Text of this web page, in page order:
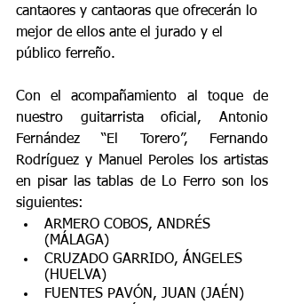
cantaores y cantaoras que ofrecerán lo
mejor de ellos ante el jurado y el
público ferreño.
Con el acompañamiento al toque de
nuestro guitarrista oficial, Antonio
Fernández “El Torero”, Fernando
Rodríguez y Manuel Peroles los artistas
en pisar las tablas de Lo Ferro son los
siguientes:
ARMERO COBOS, ANDRÉS
(MÁLAGA)
CRUZADO GARRIDO, ÁNGELES
(HUELVA)
FUENTES PAVÓN, JUAN (JAÉN)